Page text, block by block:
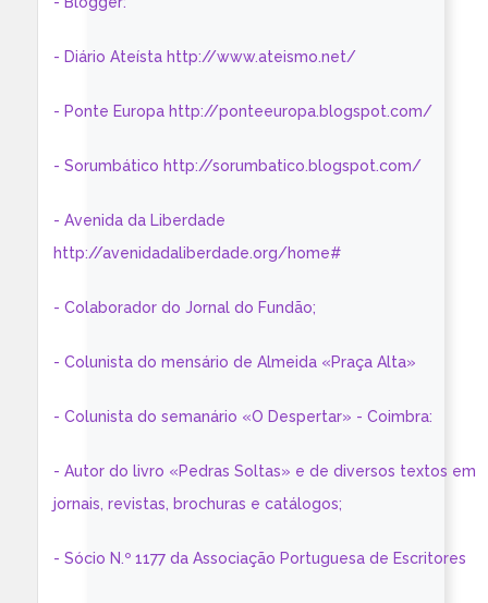
- Diário Ateísta http://www.ateismo.net/
- Ponte Europa http://ponteeuropa.blogspot.com/
- Sorumbático http://sorumbatico.blogspot.com/
- Avenida da Liberdade
http://avenidadaliberdade.org/home#
- Colaborador do Jornal do Fundão;
- Colunista do mensário de Almeida «Praça Alta»
- Colunista do semanário «O Despertar» - Coimbra:
- Autor do livro «Pedras Soltas» e de diversos textos em
jornais, revistas, brochuras e catálogos;
- Sócio N.º 1177 da Associação Portuguesa de Escritores